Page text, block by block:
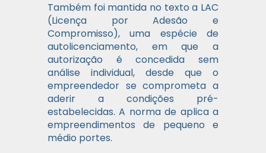
Também foi mantida no texto a LAC
(Licença por Adesão e
Compromisso), uma espécie de
autolicenciamento, em que a
autorização é concedida sem
análise individual, desde que o
empreendedor se comprometa a
aderir a condições pré-
estabelecidas. A norma de aplica a
empreendimentos de pequeno e
médio portes.